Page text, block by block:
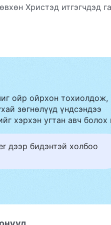
Христэд итгэгчдэд
аргуудыг
харгислал:
том видео
айл бүрд нэвтэрч,
бүх аргаар
үүрэнд хашигдсан
ойр ойрхон тохиолдож,
зөгнөлүүд үндсэндээ
хэрхэн угтан авч болох
дээр бидэнтэй холбоо